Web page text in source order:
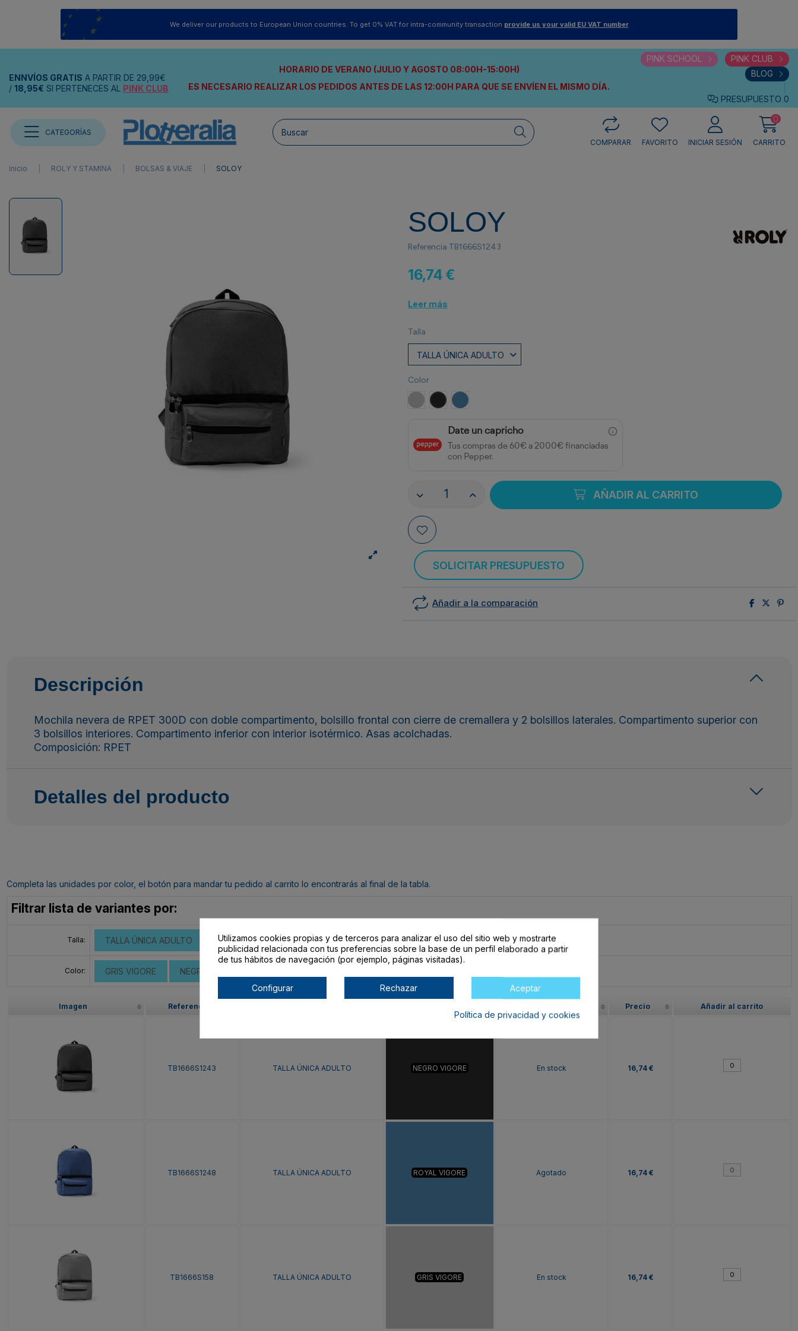
We deliver our products to European Union countries. To get 0% VAT for intra-community transaction provide us your valid EU VAT number
ENNVÍOS GRATIS A PARTIR DE 29,99€
/ 18,95€ SI PERTENECES AL PINK CLUB
HORARIO DE VERANO (JULIO Y AGOSTO 08:00H-15:00H)
ES NECESARIO REALIZAR LOS PEDIDOS ANTES DE LAS 12:00H PARA QUE SE ENVÍEN EL MISMO DÍA.
PINK SCHOOL
PINK CLUB
BLOG
PRESUPUESTO 0
CATEGORÍAS
COMPARAR
FAVORITO INICIAR SESIÓN
0
CARRITO
Inicio ROLY Y STAMINA BOLSAS & VIAJE SOLOY
SOLOY
Referencia TB1666S1243
16,74 €
Leer más
Talla
Color
GRIS VIGORENEGRO VIGORE
ROYAL VIGORE
Date un capricho
Tus compras de 60€ a 2000€ financiadas
con Pepper.
AÑADIR AL CARRITO
SOLICITAR PRESUPUESTO
Añadir a la comparación
Descripción
Mochila nevera de RPET 300D con doble compartimento, bolsillo frontal con cierre de cremallera y 2 bolsillos laterales. Compartimento superior con
3 bolsillos interiores. Compartimento inferior con interior isotérmico. Asas acolchadas.
Composición: RPET
Detalles del producto
Completa las unidades por color, el botón para mandar tu pedido al carrito lo encontrarás al final de la tabla.
Filtrar lista de variantes por:
Talla: TALLA ÚNICA ADULTO
Color: GRIS VIGORE NEGRO VIGORE
Imagen Referencia Precio Añadir al carrito
TB1666S1243 TALLA ÚNICA ADULTO NEGRO VIGORE En stock 16,74 €
TB1666S1248 TALLA ÚNICA ADULTO ROYAL VIGORE Agotado 16,74 €
TB1666S158 TALLA ÚNICA ADULTO GRIS VIGORE En stock 16,74 €
Utilizamos cookies propias y de terceros para analizar el uso del sitio web y mostrarte
publicidad relacionada con tus preferencias sobre la base de un perfil elaborado a partir
de tus hábitos de navegación (por ejemplo, páginas visitadas).
Configurar Rechazar Aceptar
Política de privacidad y cookies